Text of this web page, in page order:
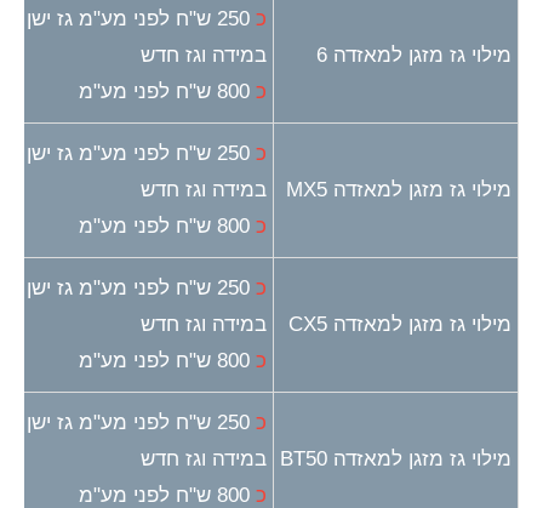
מילוי גז מזגן למאזדה 6
כ250 ש"ח לפני מע"מ גז ישן
במידה וגז חדש
כ800 ש"ח לפני מע"מ
מילוי גז מזגן למאזדה MX5
כ250 ש"ח לפני מע"מ גז ישן
במידה וגז חדש
כ800 ש"ח לפני מע"מ
מילוי גז מזגן למאזדה CX5
כ250 ש"ח לפני מע"מ גז ישן
במידה וגז חדש
כ800 ש"ח לפני מע"מ
מילוי גז מזגן למאזדה BT50
כ250 ש"ח לפני מע"מ גז ישן
במידה וגז חדש
כ800 ש"ח לפני מע"מ